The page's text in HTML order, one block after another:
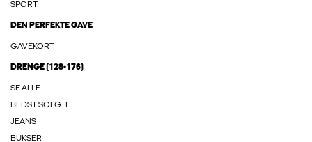
SPORT
DEN PERFEKTE GAVE
GAVEKORT
DRENGE (128-176)
SE ALLE
BEDST SOLGTE
JEANS
BUKSER